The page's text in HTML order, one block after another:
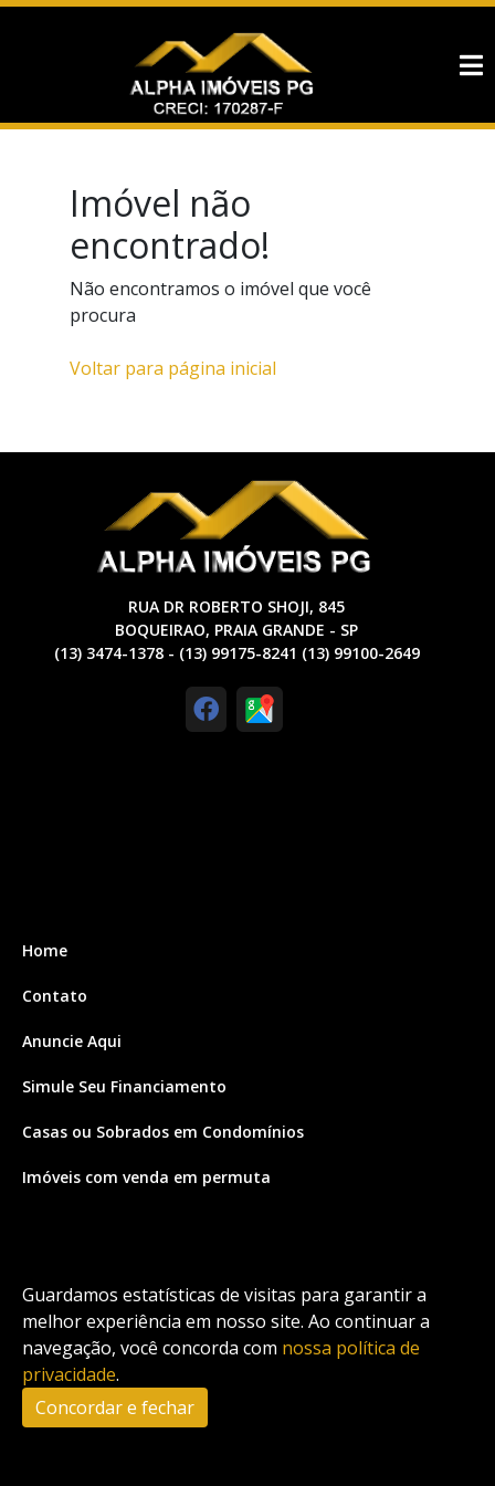
Imóvel não
encontrado!
Não encontramos o imóvel que você
procura
Voltar para página inicial
Guardamos estatísticas de visitas para garantir a
melhor experiência em nosso site. Ao continuar a
navegação, você concorda com nossa política de
privacidade.
Concordar e fechar
RUA DR ROBERTO SHOJI, 845
BOQUEIRAO, PRAIA GRANDE - SP
(13) 3474-1378 - (13) 99175-8241 (13) 99100-2649
Home
Contato
Anuncie Aqui
Simule Seu Financiamento
Casas ou Sobrados em Condomínios
Imóveis com venda em permuta
Casa com piscina
Apartamento com piscina
Condomínio fechado